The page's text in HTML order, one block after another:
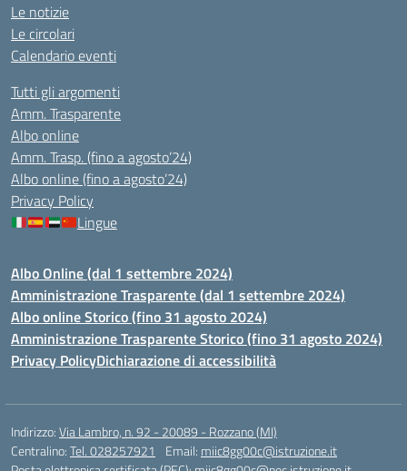
Le notizie
Le circolari
Calendario eventi
Tutti gli argomenti
Amm. Trasparente
Albo online
Amm. Trasp. (fino a agosto’24)
Albo online (fino a agosto’24)
Privacy Policy
Lingue
Albo Online (dal 1 settembre 2024)
Amministrazione Trasparente (dal 1 settembre 2024)
Albo online Storico (fino 31 agosto 2024)
Amministrazione Trasparente Storico (fino 31 agosto 2024)
Privacy PolicyDichiarazione di accessibilità
Indirizzo:Via Lambro, n. 92 - 20089 - Rozzano (MI)
Centralino:Tel. 028257921 Email: miic8gg00c@istruzione.it